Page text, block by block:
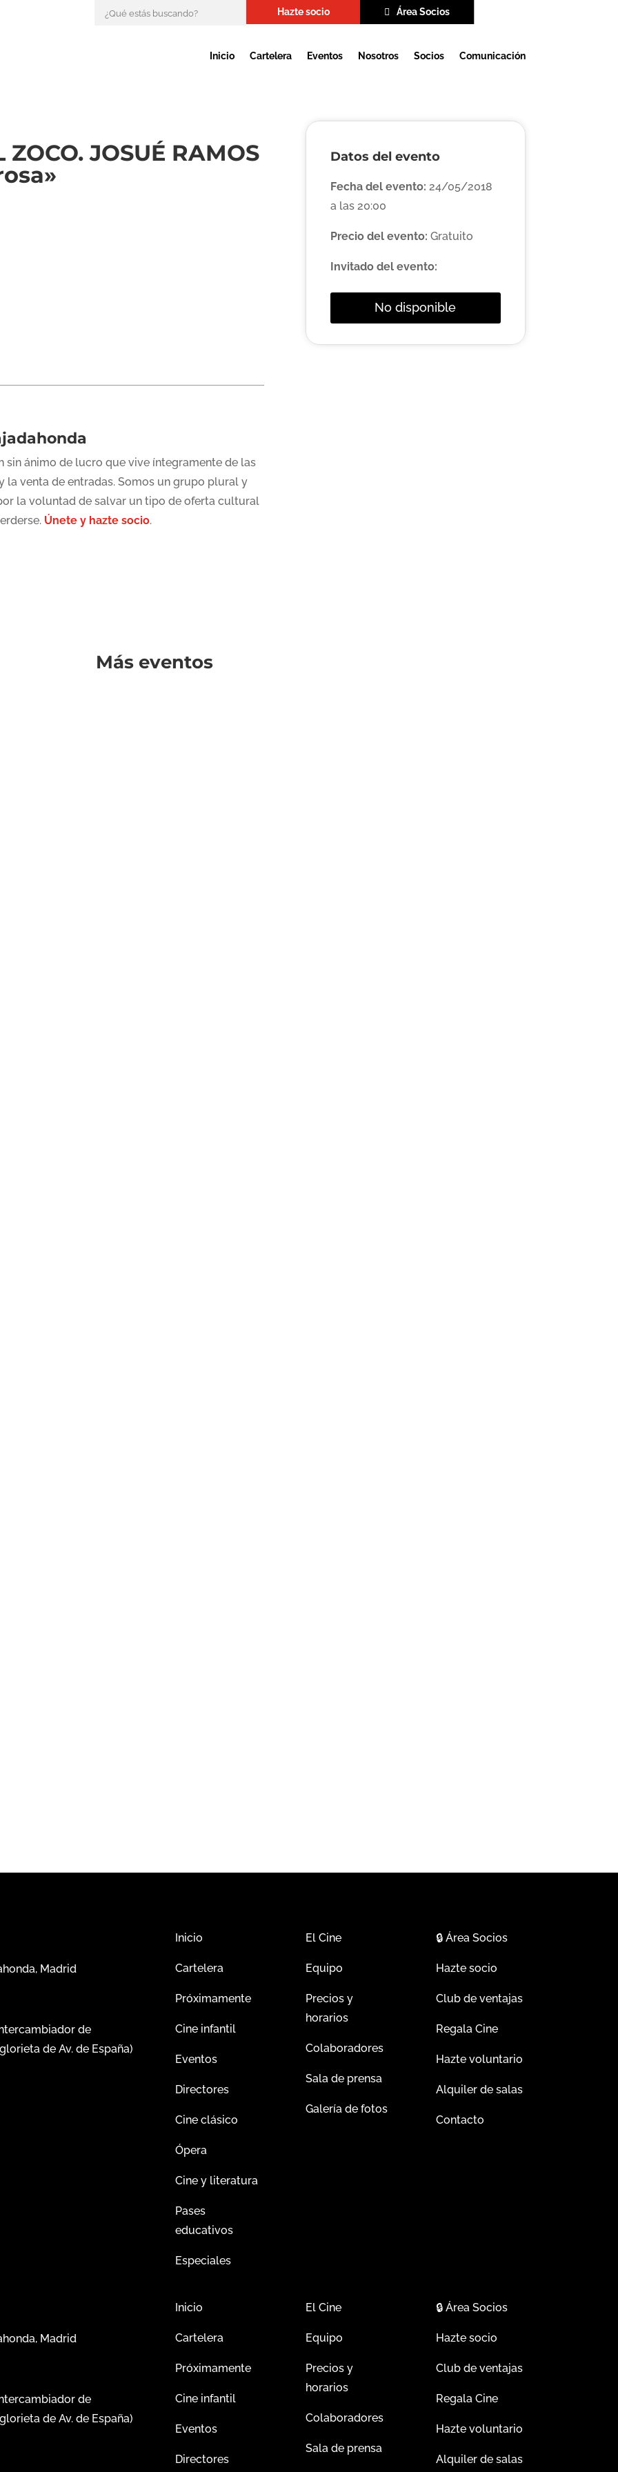
Hazte socio Área Socios
Inicio Cartelera Eventos Nosotros Socios Comunicación
ZOCO. JOSUÉ RAMOS
Datos del evento
Fecha del evento: 24/05/2018
a las 20:00
Precio del evento: Gratuito
Invitado del evento:
No disponible
sin ánimo de lucro que vive íntegramente de las
la venta de entradas. Somos un grupo plural y
la voluntad de salvar un tipo de oferta cultural
Únete y hazte socio.
Más eventos
Madrid
de
de Av. de España)
Inicio
Cartelera
Próximamente
Cine infantil
Eventos
Directores
Cine clásico
Ópera
Cine y literatura
Pases
educativos
Especiales
El Cine
Equipo
Precios y
horarios
Colaboradores
Sala de prensa
Galería de fotos
🔒Área Socios
Hazte socio
Club de ventajas
Regala Cine
Hazte voluntario
Alquiler de salas
Contacto
Madrid
de
de Av. de España)
Inicio
Cartelera
Próximamente
Cine infantil
Eventos
Directores
El Cine
Equipo
Precios y
horarios
Colaboradores
Sala de prensa
🔒Área Socios
Hazte socio
Club de ventajas
Regala Cine
Hazte voluntario
Alquiler de salas